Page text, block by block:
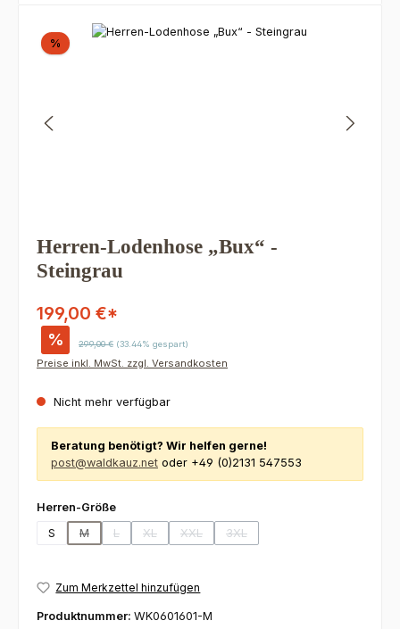
Bildergalerie überspringen
% Rabatt
Herren-Lodenhose „Bux“ -
Steingrau
199,00 €*
% Regulärer Preis:
299,00 € (33.44% gespart)
Preise inkl. MwSt. zzgl. Versandkosten
Nicht mehr verfügbar
Beratung benötigt? Wir helfen gerne!
post@waldkauz.net oder +49 (0)2131 547553
Herren-Größeauswählen
S
M
(Diese Option ist zurzeit nicht verfügbar.)
L
(Diese Option ist zurzeit nicht verfügbar.)
XL
(Diese Option ist zurzeit nicht verfügbar.)
XXL
(Diese Option ist zurzeit nicht verfügbar.)
3XL
(Diese Option ist zurzeit nicht
Zum Merkzettel hinzufügen
Produktnummer: WK0601601-M